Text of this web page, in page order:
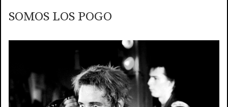
SOMOS LOS POGO